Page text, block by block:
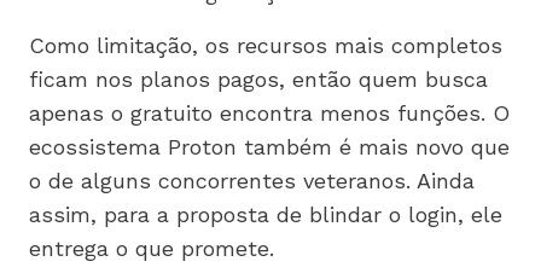
Como limitação, os recursos mais completos
ficam nos planos pagos, então quem busca
apenas o gratuito encontra menos funções. O
ecossistema Proton também é mais novo que
o de alguns concorrentes veteranos. Ainda
assim, para a proposta de blindar o login, ele
entrega o que promete.